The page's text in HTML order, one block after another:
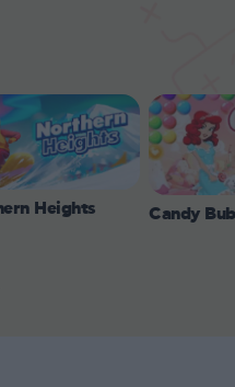
Heights Candy